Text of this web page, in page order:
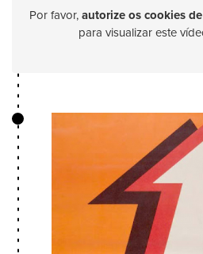
Por favor, autorize os cookies
para visualizar este